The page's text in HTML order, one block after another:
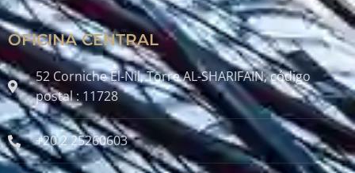
OFICINA CENTRAL
52 Corniche El-Nil, Torre AL-SHARIFAIN, código
postal : 11728
+20 2 25260603